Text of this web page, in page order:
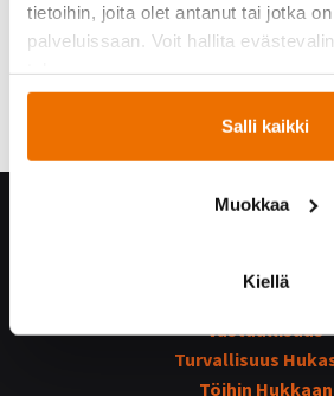
tietoihin, joita olet antanut tai jotka
palveluissaan. Voit hallita
Salli kaikki
Muokkaa
Kiellä
Yhteystiedot
Vastuullisuus
Turvallisuus
Töihin Hukkaan